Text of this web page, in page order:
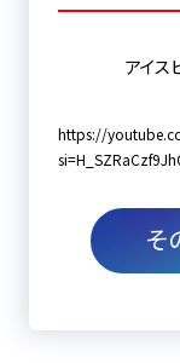
アイ
https://
そ